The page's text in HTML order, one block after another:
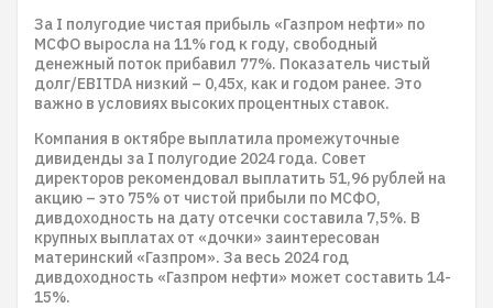
За I полугодие чистая прибыль «Газпром нефти» по
МСФО выросла на 11% год к году, свободный
денежный поток прибавил 77%. Показатель чистый
долг/EBITDA низкий – 0,45х, как и годом ранее. Это
важно в условиях высоких процентных ставок.
Компания в октябре выплатила промежуточные
дивиденды за I полугодие 2024 года. Совет
директоров рекомендовал выплатить 51,96 рублей на
акцию – это 75% от чистой прибыли по МСФО,
дивдоходность на дату отсечки составила 7,5%. В
крупных выплатах от «дочки» заинтересован
материнский «Газпром». За весь 2024 год
дивдоходность «Газпром нефти» может составить 14-
15%.